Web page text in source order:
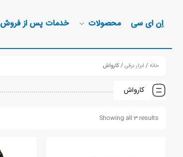
اِن ای سی محصولات خدمات پس از فروش
خانه/ ابزار برقی/ کارواش
کارواش
Showing all 3 results